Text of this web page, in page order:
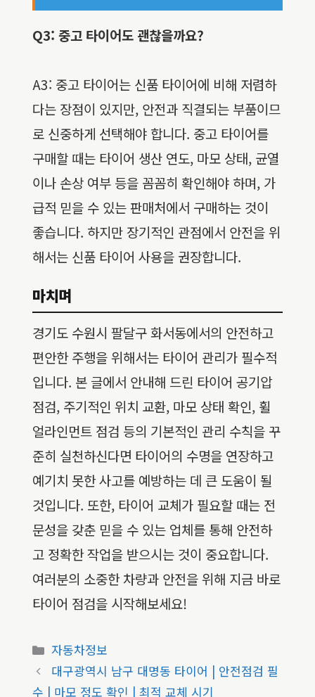
Q3: 중고 타이어도 괜찮을까요?
A3: 중고 타이어는 신품 타이어에 비해 저렴하
다는 장점이 있지만, 안전과 직결되는 부품이므
로 신중하게 선택해야 합니다. 중고 타이어를
구매할 때는 타이어 생산 연도, 마모 상태, 균열
이나 손상 여부 등을 꼼꼼히 확인해야 하며, 가
급적 믿을 수 있는 판매처에서 구매하는 것이
좋습니다. 하지만 장기적인 관점에서 안전을 위
해서는 신품 타이어 사용을 권장합니다.
마치며
경기도 수원시 팔달구 화서동에서의 안전하고
편안한 주행을 위해서는 타이어 관리가 필수적
입니다. 본 글에서 안내해 드린 타이어 공기압
점검, 주기적인 위치 교환, 마모 상태 확인, 휠
얼라인먼트 점검 등의 기본적인 관리 수칙을 꾸
준히 실천하신다면 타이어의 수명을 연장하고
예기치 못한 사고를 예방하는 데 큰 도움이 될
것입니다. 또한, 타이어 교체가 필요할 때는 전
문성을 갖춘 믿을 수 있는 업체를 통해 안전하
고 정확한 작업을 받으시는 것이 중요합니다.
여러분의 소중한 차량과 안전을 위해 지금 바로
타이어 점검을 시작해보세요!
카
테
고
자동차정보
대구광역시 남구 대명동 타이어 | 안전점검 필
수 | 마모 정도 확인 | 최적 교체 시기